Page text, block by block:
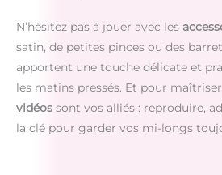
N’hésitez pas à jouer avec les
satin, de petites pinces ou des
apportent une touche délicate et
les matins pressés. Et pour
vidéos sont vos alliés : reproduire,
la clé pour garder vos mi-longs